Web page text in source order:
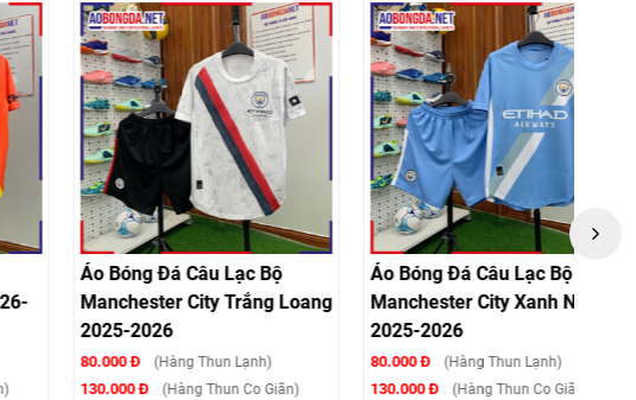
Áo Bóng Đá Câu Lạc Bộ
Manchester City Trắng Loang
2025-2026
(Hàng Thun Lạnh)
130.000 Đ (Hàng Thun Co Giãn)
Áo Bóng Đá Câu Lạc Bộ
Manchester City Xanh Ngọc
2025-2026
(Hàng Thun Lạnh)
130.000 Đ (Hàng Thun Co Giãn)